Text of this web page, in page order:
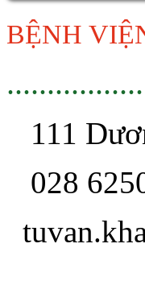
BỆNH
111
028